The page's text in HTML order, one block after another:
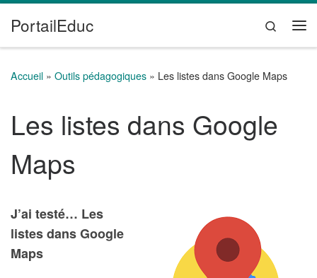
Passer au contenu
PortailEduc
Search
Accueil » Outils pédagogiques » Les listes dans Google Maps
Les listes dans Google
Maps
J’ai testé… Les
listes dans Google
Maps